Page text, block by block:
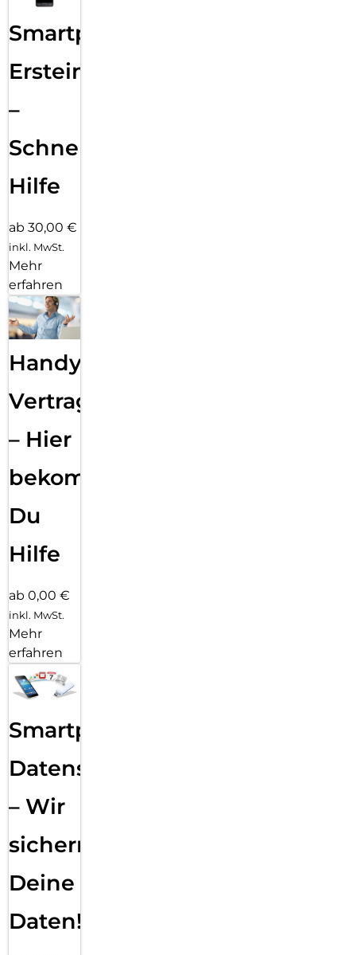
Smartphone
Ersteinrichtung
–
Schnelle
Hilfe
ab 30,00 €
inkl. MwSt.
Mehr
erfahren
Handy
Vertragsabwicklung
– Hier
bekommst
Du
Hilfe
ab 0,00 €
inkl. MwSt.
Mehr
erfahren
Smartphone
Datensicherung
– Wir
sichern
Deine
Daten!